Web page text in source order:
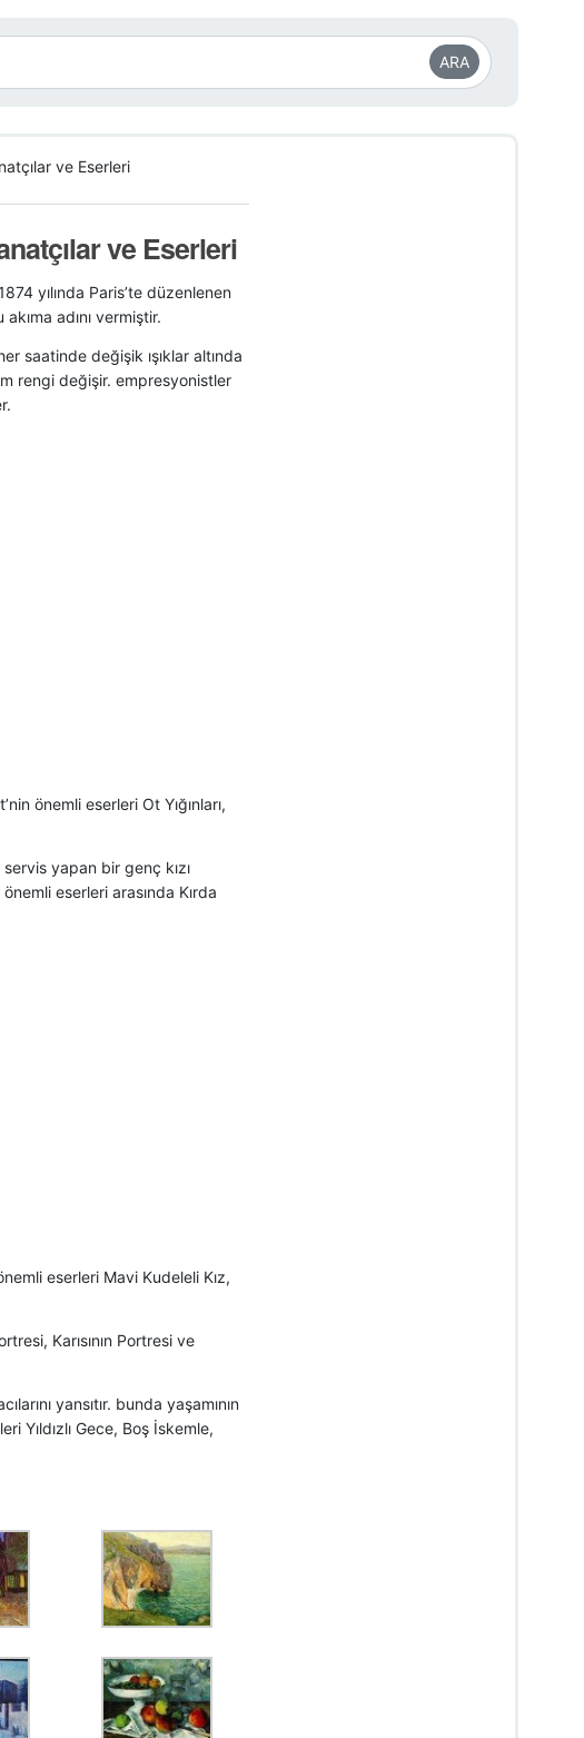
ARA
ve Eserleri
ve Eserleri
yılında Paris’te düzenlenen
adını vermiştir.
saatinde değişik ışıklar altında
rengi değişir. empresyonistler
önemli eserleri Ot Yığınları,
yapan bir genç kızı
eserleri arasında Kırda
eserleri Mavi Kudeleli Kız,
Karısının Portresi ve
yansıtır. bunda yaşamının
Yıldızlı Gece, Boş İskemle,